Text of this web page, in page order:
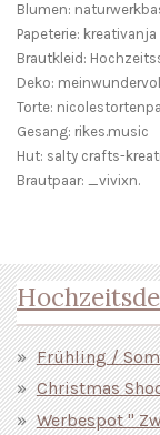
Blumen:
Papeterie: kreativanja
Brautkleid:
Deko:
Torte:
Gesang: rikes.music
Hut: salty crafts-
Brautpaar: _vivixn.
Frühling /
Christmas
Werbespot "